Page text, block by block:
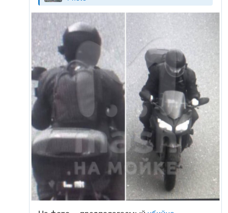
По информации «Вечерней Москвы», речь шла о
Наталье Патоке — руководителе центра для
женщин, оказавшихся в трудной жизненной
ситуации. Женщина также воспитывала 15 детей.